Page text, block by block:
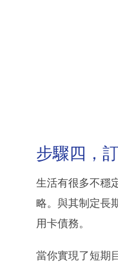
步驟四，
生活有很多不穩
略。與其制定長
用卡債務。
當你實現了短期